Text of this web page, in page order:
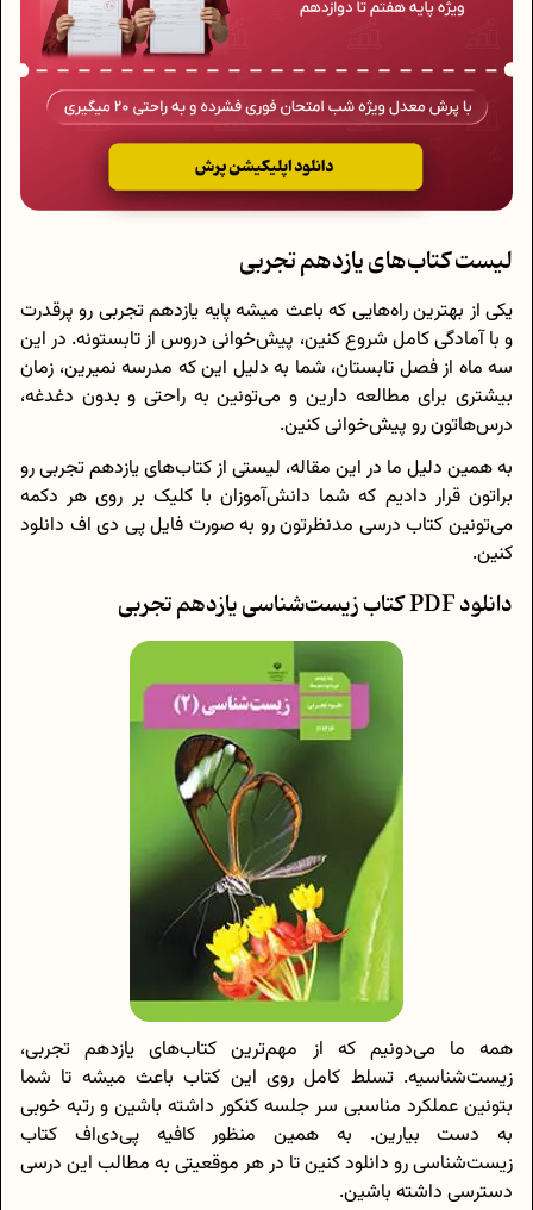
لیست کتاب‌های یازدهم تجربی
یکی از بهترین راه‌هایی که باعث میشه پایه یازدهم تجربی رو پرقدرت
و با آمادگی کامل شروع کنین، پیش‌خوانی دروس از تابستونه. در این
سه ماه از فصل تابستان، شما به دلیل این که مدرسه نمیرین، زمان
بیشتری برای مطالعه دارین و می‌تونین به راحتی و بدون دغدغه،
درس‌هاتون رو پیش‌خوانی کنین.
به همین دلیل ما در این مقاله، لیستی از کتاب‌های یازدهم تجربی رو
براتون قرار دادیم که شما دانش‌آموزان با کلیک بر روی هر دکمه
می‌تونین کتاب درسی مدنظرتون رو به صورت فایل پی دی اف دانلود
کنین.
دانلود PDF کتاب زیست‌شناسی یازدهم تجربی
همه ما می‌دونیم که از مهم‌ترین کتا‌ب‌های یازدهم تجربی،
زیست‌شناسیه. تسلط کامل روی این کتاب باعث میشه تا شما
بتونین عملکرد مناسبی سر جلسه کنکور داشته باشین و رتبه خوبی
به دست بیارین. به همین منظور کافیه پی‌دی‌اف کتاب
زیست‌شناسی رو دانلود کنین تا در هر موقعیتی به مطالب این درسی
دسترسی داشته باشین.